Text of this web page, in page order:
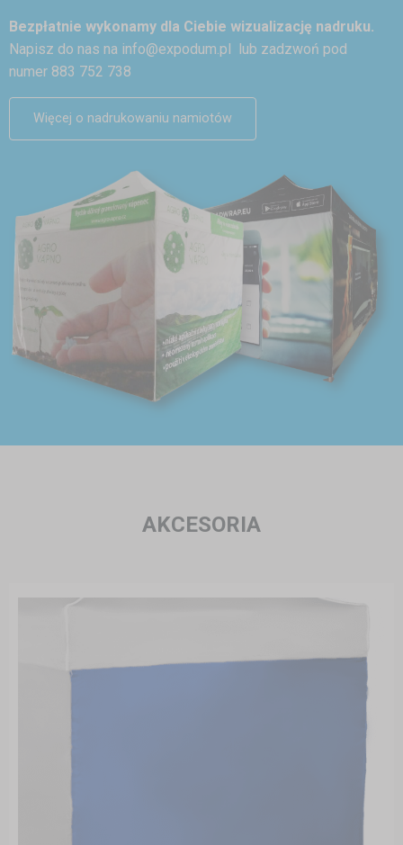
Bezpłatnie wykonamy dla Ciebie wizualizację nadruku.
Napisz do nas na info@expodum.pl
lub zadzwoń pod
numer 883 752 738
Więcej o nadrukowaniu namiotów
AKCESORIA